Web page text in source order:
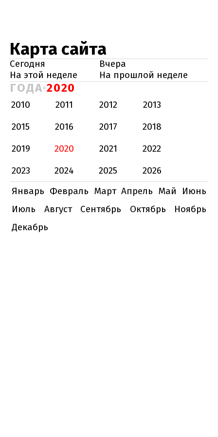
Карта сайта
Сегодня
Вчера
На этой неделе
На прошлой неделе
ГОДА 2020
2010 2011 2012
2013
2015
2016 2017
2018
2019
2020 2021
2022
2023
2024 2025
2026
Январь Февраль Март Апрель Май
Июнь
Июль
Август Сентябрь Октябрь
Ноябрь
Декабрь